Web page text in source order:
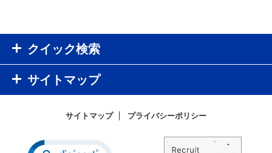
クイック検索
サイトマップ
サイトマップ プライバシーポリシー